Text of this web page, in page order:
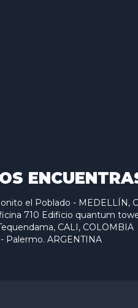
el Poblado - MEDELLÍN,
710 Edificio quantum
CALI, COLOMBIA
Palermo. ARGENTINA